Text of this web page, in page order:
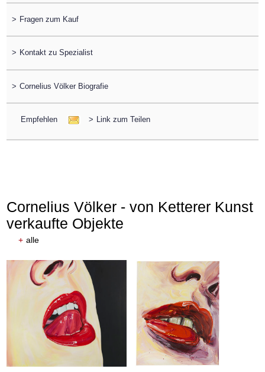
> Fragen zum Kauf
> Kontakt zu Spezialist
> Cornelius Völker Biografie
Empfehlen > Link zum Teilen
Cornelius Völker - von Ketterer Kunst
verkaufte Objekte
+ alle